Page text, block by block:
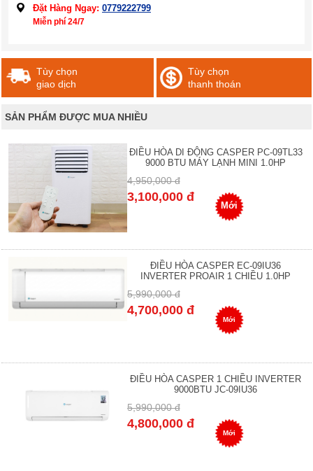
Đặt Hàng Ngay: 0779222799
Miễn phí 24/7
Tùy chọn
giao dịch
Tùy chọn
thanh thoán
SẢN PHẨM ĐƯỢC MUA NHIỀU
ĐIỀU HÒA DI ĐỘNG CASPER PC-09TL33
9000 BTU MÁY LẠNH MINI 1.0HP
4,950,000 đ
3,100,000 đ
Mới
ĐIỀU HÒA CASPER EC-09IU36
INVERTER PROAIR 1 CHIỀU 1.0HP
5,990,000 đ
4,700,000 đ
Mới
ĐIỀU HÒA CASPER 1 CHIỀU INVERTER
9000BTU JC-09IU36
5,990,000 đ
4,800,000 đ
Mới